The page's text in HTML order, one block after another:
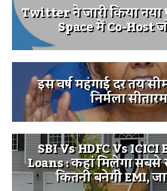
Twitter ने जारी किया
Space में Co-Host
इस वर्ष महंगाई दर तय
निर्मला
SBI Vs HDFC Vs
Loans : कहां मिलेगा सबसे
कितनी बनेगी EMI,